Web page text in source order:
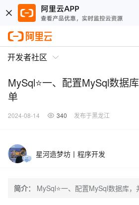
开发者社区
MySql⭐一、配置MySql数据
单
2024-08-14 340 发布于黑龙江
星河造梦坊丨程序开发
简介： MySql⭐一、配置MySql数据库